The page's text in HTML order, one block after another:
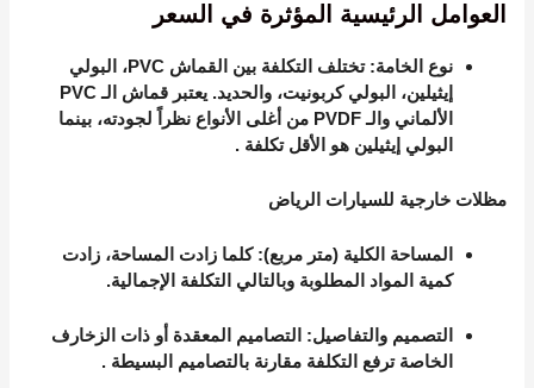
العوامل الرئيسية المؤثرة في السعر
نوع الخامة
: تختلف التكلفة بين القماش PVC، البولي
إيثيلين، البولي كربونيت، والحديد. يعتبر قماش الـ PVC
الألماني والـ PVDF من أغلى الأنواع نظراً لجودته، بينما
البولي إيثيلين هو الأقل تكلفة.
مظلات خارجية للسيارات الرياض
المساحة الكلية (متر مربع): كلما زادت المساحة، زادت
كمية المواد المطلوبة وبالتالي التكلفة الإجمالية.
التصميم والتفاصيل: التصاميم المعقدة أو ذات الزخارف
الخاصة ترفع التكلفة مقارنة بالتصاميم البسيطة.